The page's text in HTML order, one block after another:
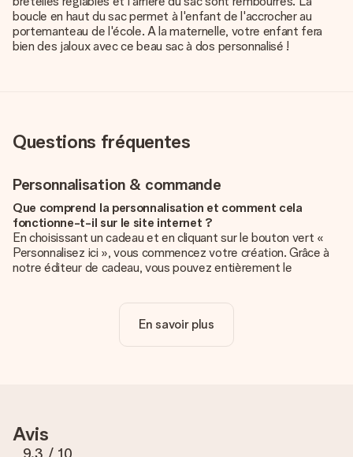
boucle en haut du sac permet à l'enfant de l'accrocher au
portemanteau de l'école. A la maternelle, votre enfant fera
bien des jaloux avec ce beau sac à dos personnalisé !
Questions fréquentes
Personnalisation & commande
Que comprend la personnalisation et comment cela
fonctionne-t-il sur le site internet ?
En choisissant un cadeau et en cliquant sur le bouton vert «
Personnalisez ici », vous commencez votre création. Grâce à
notre éditeur de cadeau, vous pouvez entièrement le
unique pour ajouter une touche finale à votre cadeau.
La personnalisation est-elle comprise dans le prix ?
ton cadeau. C'est pourquoi il est important d'utiliser des
photos de haute qualité. Si tu n'es pas sûr de la qualité de ton
En savoir plus
Avis
9.3 / 10